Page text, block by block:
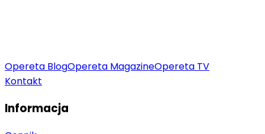
Opereta BlogOpereta MagazineOpereta TV
Kontakt
Informacja